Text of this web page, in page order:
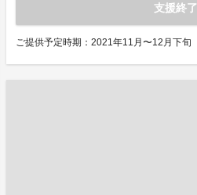
支援終了
ご提供予定時期：2021年11月〜12月下旬